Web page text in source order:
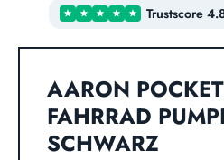
Trustscore
AARON
FAHRRAD
SCHWARZ